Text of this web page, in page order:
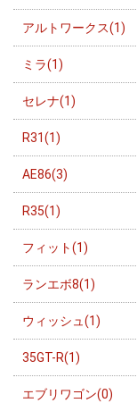
アルトワークス(1)
ミラ(1)
セレナ(1)
R31(1)
AE86(3)
R35(1)
フィット(1)
ランエボ8(1)
ウィッシュ(1)
35GT-R(1)
エブリワゴン(0)